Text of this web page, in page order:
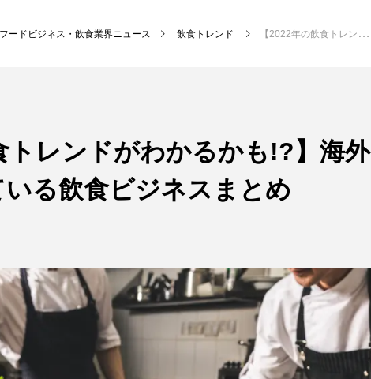
ィング
目の飲食店フラ
飲食DX
【hibana編集部注目！】飲食店経
フードビジネス・飲食業界ニュース 飲食トレンド 【2022年の飲食トレンドがわかるかも!?】海外で話題になっている飲食ビジネスまとめ
トレンドがわかるかも!?】海外
る飲食ビジネスまとめ